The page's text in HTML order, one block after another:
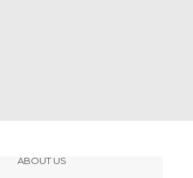
ABOUT US